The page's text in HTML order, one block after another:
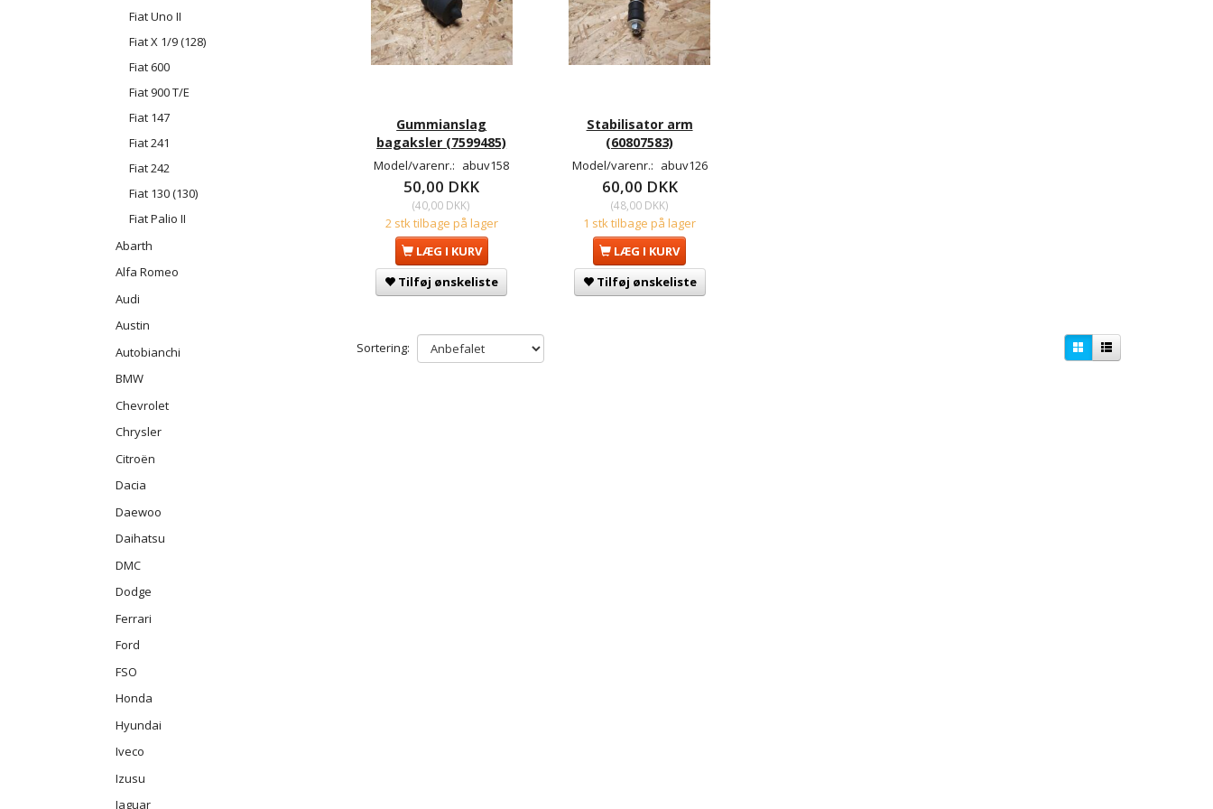
Fiat Uno II
Fiat X 1/9 (128)
Fiat 600
Fiat 900 T/E
Fiat 147
Fiat 241
Fiat 242
Fiat 130 (130)
Fiat Palio II
Abarth
Alfa Romeo
Audi
Austin
Autobianchi
BMW
Chevrolet
Chrysler
Citroën
Dacia
Daewoo
Daihatsu
DMC
Dodge
Ferrari
Ford
FSO
Honda
Hyundai
Iveco
Izusu
Jaguar
Gummianslag
bagaksler (7599485)
Model/varenr.: abuv158
50,00 DKK
(40,00 DKK)
2 stk tilbage på lager
LÆG I KURV
Tilføj ønskeliste
Stabilisator arm
(60807583)
Model/varenr.: abuv126
60,00 DKK
(48,00 DKK)
1 stk tilbage på lager
LÆG I KURV
Tilføj ønskeliste
Sortering: